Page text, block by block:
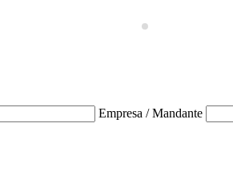
Empresa / Mandante